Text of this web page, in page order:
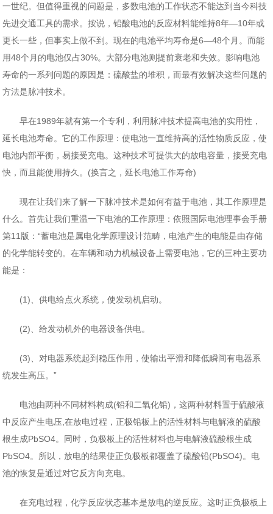
一世纪。但值得重视的问题是，多数电池的工作状态不能达到当今科技
先进交通工具的需求。按说，铅酸电池的反应材料能维持8年—10年或
更长一些，但事实上做不到。现在的电池平均寿命是6—48个月。而能
用48个月的电池仅占30%。大部分电池则提前衰老和失效。影响电池
寿命的一系列问题的原因是：硫酸盐的堆积，而最有效解决这些问题的
方法是脉冲技术。
早在1989年就有第一个专利，利用脉冲技术提高电池的实用性，
延长电池寿命。它的工作原理：使电池一直维持高的活性物质反应，使
电池内部平衡，易接受充电。这种技术可提供大的放电容量，接受充电
快，而且能使用持久。(换言之，延长电池工作寿命)
现在让我们来了解一下脉冲技术是如何有益于电池，其工作原理是
什么。首先让我们重温一下电池的工作原理：依照国际电池理事会手册
第11版：“蓄电池是属电化学原理设计范畴，电池产生的电能是由存储
的化学能转变的。在车辆和动力机械设备上需要电池，它的三种主要功
能是：
(1)、供电给点火系统，使发动机启动。
(2)、给发动机外的电器设备供电。
(3)、对电器系统起到稳压作用，使输出平滑和降低瞬间有电器系
统发生高压。”
电池由两种不同材料构成(铅和二氧化铅)，这两种材料置于硫酸液
中反应产生电压,在放电过程，正极铅板上的活性材料与电解液的硫酸
根生成PbSO4。同时，负极板上的活性材料也与电解液硫酸根生成
PbSO4。所以，放电的结果使正负极板都覆盖了硫酸铅(PbSO4)。电
池的恢复是通过对它反方向充电。
在充电过程，化学反应状态基本是放电的逆反应。这时正负极板上